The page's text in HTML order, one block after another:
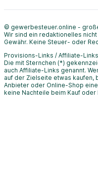
© gewerbesteuer.online -
Wir sind ein redaktionelles
Gewähr. Keine Steuer- oder
Provisions-Links / Affiliate-Links
Die mit Sternchen (*)
auch Affiliate-Links genannt.
auf der Zielseite etwas
Anbieter oder Online-Shop
keine Nachteile beim Kauf oder